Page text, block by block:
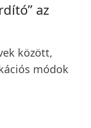
az
között,
módok